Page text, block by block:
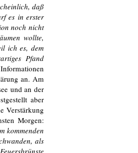
daß
es in erster
noch nicht
wollte,
ich es, dem
Pfand
an. Am
und an der
aber
Verstärkung
Morgen:
kommenden
als